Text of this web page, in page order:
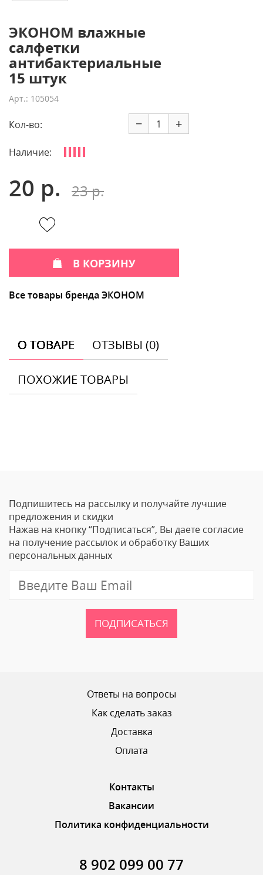
ЭКОНОМ влажные
салфетки
антибактериальные
15 штук
Арт.: 105054
Кол-во: − +
Наличие:
20 р. 23 р.
В КОРЗИНУ
Все товары бренда ЭКОНОМ
О ТОВАРЕ ОТЗЫВЫ (0)
ПОХОЖИЕ ТОВАРЫ
Ваше Имя
Email
ОТПРАВИТЬ ОТЗЫВ
Подпишитесь на рассылку и получайте лучшие
предложения и скидки
Нажав на кнопку “Подписаться”, Вы даете согласие
на получение рассылок и обработку Ваших
персональных данных
ПОДПИСАТЬСЯ
Ответы на вопросы
Как сделать заказ
Доставка
Оплата
Контакты
Вакансии
Политика конфиденциальности
8 902 099 00 77